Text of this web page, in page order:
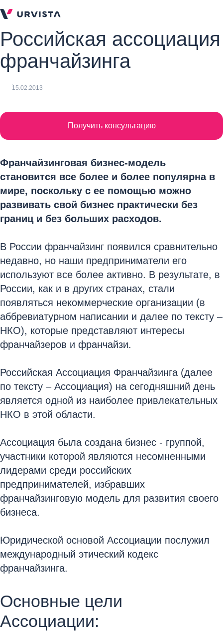
Российская ассоциация
франчайзинга
15.02.2013
Получить консультацию
Франчайзинговая бизнес-модель
становится все более и более популярна в
мире, поскольку с ее помощью можно
развивать свой бизнес практически без
границ и без больших расходов.
В России франчайзинг появился сравнительно
недавно, но наши предприниматели его
используют все более активно. В результате, в
России, как и в других странах, стали
появляться некоммерческие организации (в
аббревиатурном написании и далее по тексту –
НКО), которые представляют интересы
франчайзеров и франчайзи.
Российская Ассоциация Франчайзинга (далее
по тексту – Ассоциация) на сегодняшний день
является одной из наиболее привлекательных
НКО в этой области.
Ассоциация была создана бизнес - группой,
участники которой являются несомненными
лидерами среди российских
предпринимателей, избравших
франчайзинговую модель для развития своего
бизнеса.
Юридической основой Ассоциации послужил
международный этический кодекс
франчайзинга.
Основные цели
Ассоциации: